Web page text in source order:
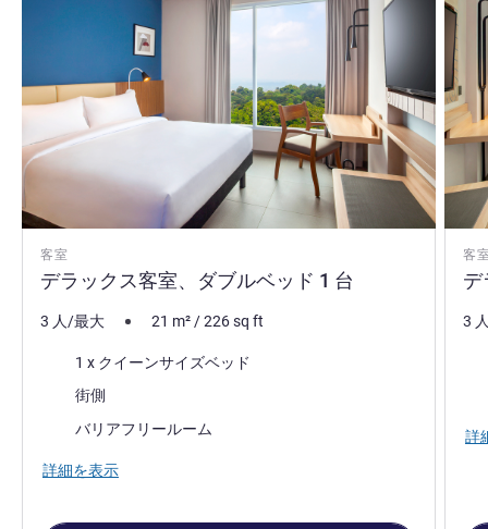
客室
デラックス客室、ダブルベッド 1 台
3 人/最大 21 m²/226sq ft
1 x クイーンサイズベッド
ビュー:街側
バリアフリールーム
詳細を表示
客
デ
3
詳